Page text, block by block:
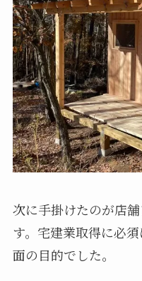
次に手掛けたのが店
す。宅建業取得に必
面の目的でした。